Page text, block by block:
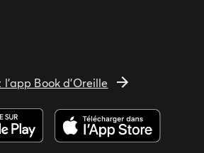
l'app Book d'Oreille